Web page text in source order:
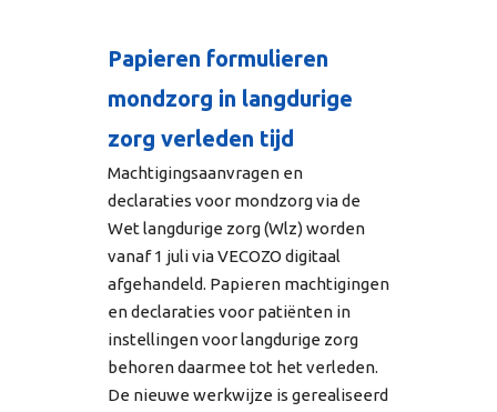
Papieren formulieren
mondzorg in langdurige
zorg verleden tijd
Machtigingsaanvragen en
declaraties voor mondzorg via de
Wet langdurige zorg (Wlz) worden
vanaf 1 juli via VECOZO digitaal
afgehandeld. Papieren machtigingen
en declaraties voor patiënten in
instellingen voor langdurige zorg
behoren daarmee tot het verleden.
De nieuwe werkwijze is gerealiseerd